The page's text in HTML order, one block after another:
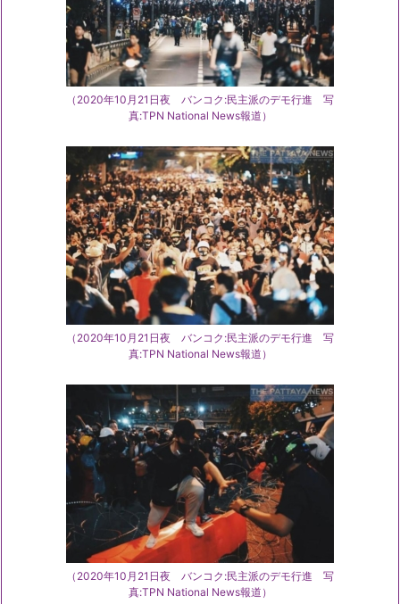
（2020年10月21日夜 バンコク:民主派のデモ行進 写
真:TPN National News報道）
（2020年10月21日夜 バンコク:民主派のデモ行進 写
真:TPN National News報道）
（2020年10月21日夜 バンコク:民主派のデモ行進 写
真:TPN National News報道）